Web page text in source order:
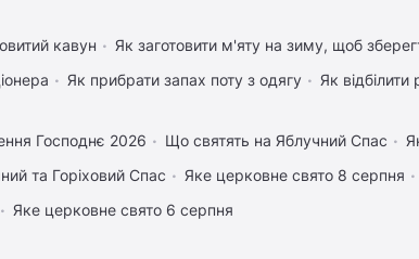
кавун
Як заготовити м'яту на зиму, щоб
Як прибрати запах поту з одягу Як
Господнє 2026 Що святять на Яблучний Спас
та Горіховий Спас
Яке церковне свято 8 серпня
Яке церковне свято 6 серпня